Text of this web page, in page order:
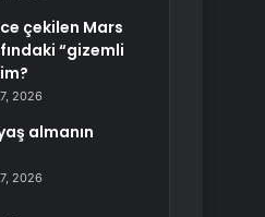
çekilen Mars
“gizemli
2026
almanın
2026